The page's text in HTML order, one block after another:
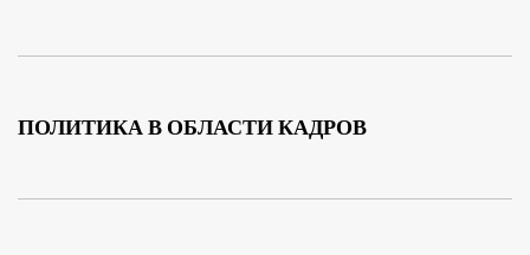
ПОЛИТИКА В ОБЛАСТИ КАДРОВ